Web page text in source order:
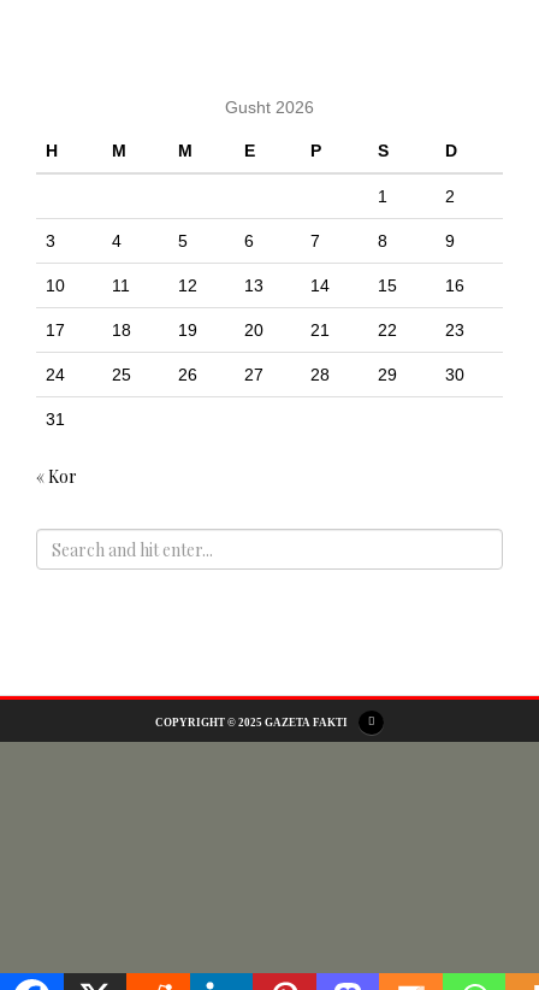
Gusht 2026
H M M E P S D
1 2
3 4 5 6 7 8 9
10 11 12 13 14 15 16
17 18 19 20 21 22 23
24 25 26 27 28 29 30
31
« Kor
COPYRIGHT © 2025 GAZETA FAKTI